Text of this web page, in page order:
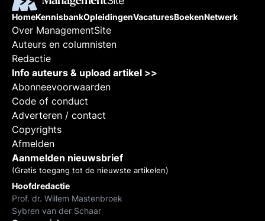
HomeKennisbankOpleidingenVacaturesBoekenNetwerk
Over ManagementSite
Auteurs en columnisten
Redactie
Info auteurs & upload artikel >>
Abonneevoorwaarden
Code of conduct
Adverteren / contact
Copyrights
Afmelden
Aanmelden nieuwsbrief
(Gratis toegang tot de nieuwste artikelen)
Hoofdredactie
Prof. dr. Willem Mastenbroek
Sybren van der Schaar